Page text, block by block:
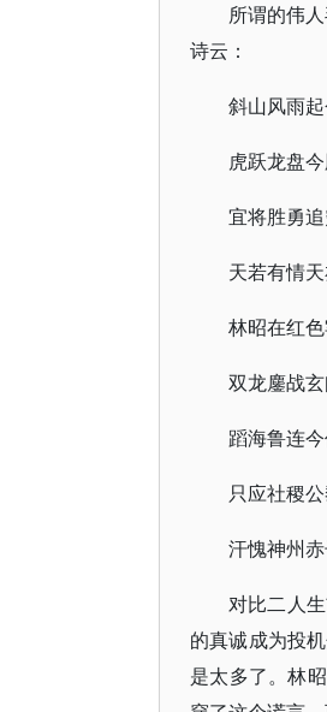
所谓的伟
诗云：
斜山风雨起
虎跃龙盘
宜将胜勇追
天若有情
林昭在红
双龙鏖战玄
蹈海鲁连
只应社稷
汗愧神州赤
对比二人
的真诚成为投
是太多了。林